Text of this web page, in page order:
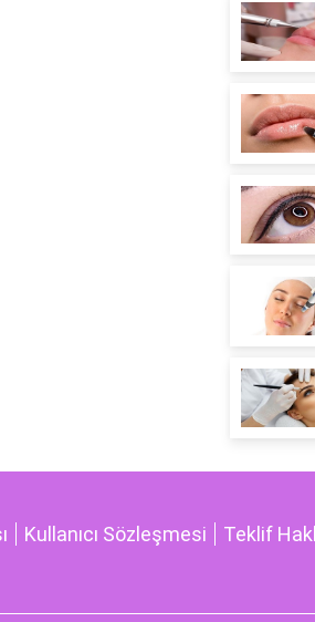
Kullanıcı Sözleşmesi Teklif